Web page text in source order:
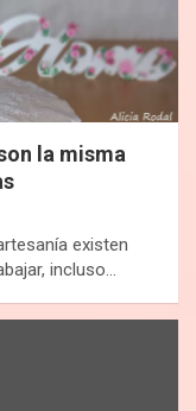
la misma
existen
incluso…